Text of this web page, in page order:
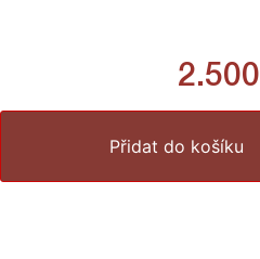
2.500
Přidat do košíku